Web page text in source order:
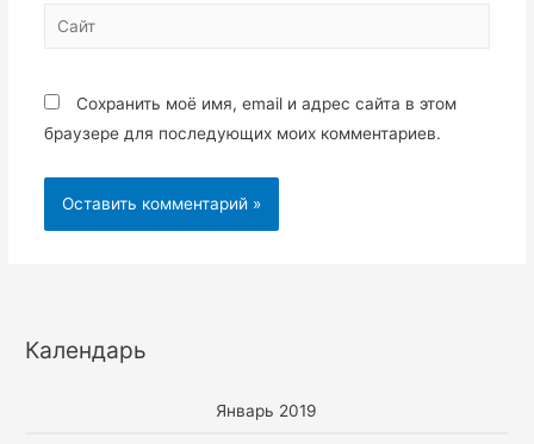
Сайт
Сохранить моё имя, email и адрес сайта в этом
браузере для последующих моих комментариев.
Календарь
Январь 2019